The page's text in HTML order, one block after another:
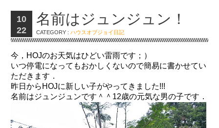
10
22
名前はジュンジュン！
CATEGORY :ハウスオブジョイ日記
今，HOJのお天気はひどい雷雨です；）
いつ停電になってもおかしくないので簡易に書かせてい
ただきます．
昨日からHOJに新しい子がやってきました!!!
名前はジュンジュンです＾＾12歳の元気な男の子です．